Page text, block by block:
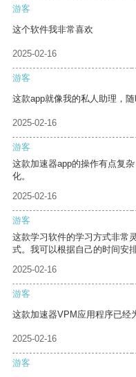
游客
这个软件我非常喜欢
2025-02-16
游客
这款app就像我的私人助理，
2025-02-16
游客
这款加速器app的操作有点复
化。
2025-02-16
游客
这款学习软件的学习方式非常
式。我可以根据自己的时间安
2025-02-16
游客
这款加速器VPM应用程序已经
2025-02-16
游客